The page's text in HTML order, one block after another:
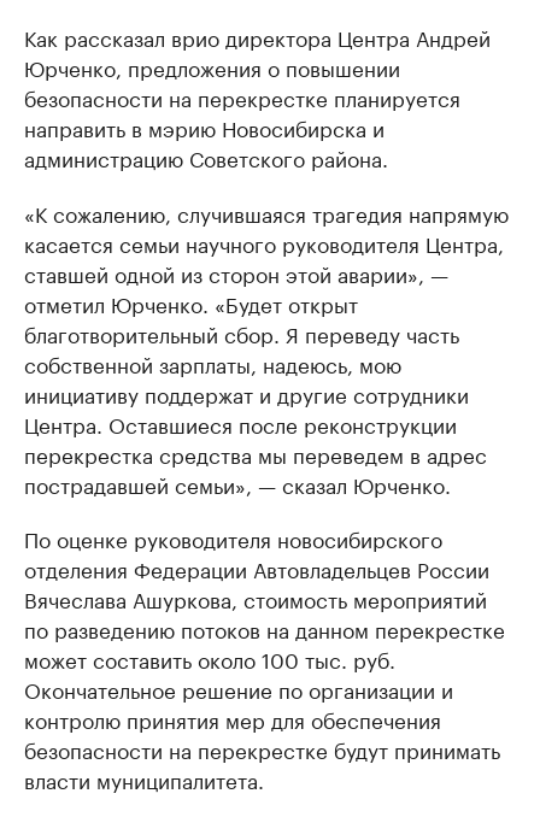
Как рассказал врио директора Центра Андрей
Юрченко, предложения о повышении
безопасности на перекрестке планируется
направить в мэрию Новосибирска и
администрацию Советского района.
«К сожалению, случившаяся трагедия напрямую
касается семьи научного руководителя Центра,
ставшей одной из сторон этой аварии», —
отметил Юрченко. «Будет открыт
благотворительный сбор. Я переведу часть
собственной зарплаты, надеюсь, мою
инициативу поддержат и другие сотрудники
Центра. Оставшиеся после реконструкции
перекрестка средства мы переведем в адрес
пострадавшей семьи», — сказал Юрченко.
По оценке руководителя новосибирского
отделения Федерации Автовладельцев России
Вячеслава Ашуркова, стоимость мероприятий
по разведению потоков на данном перекрестке
может составить около 100 тыс. руб.
Окончательное решение по организации и
контролю принятия мер для обеспечения
безопасности на перекрестке будут принимать
власти муниципалитета.